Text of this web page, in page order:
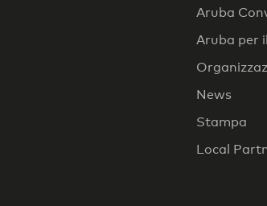
Aruba
Aruba per
News
Stampa
Local